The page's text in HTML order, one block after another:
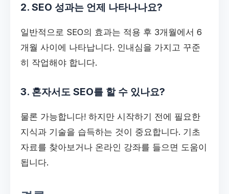
2. SEO 성과는 언제 나타나나요?
일반적으로 SEO의 효과는 적용 후 3개월에서 6
개월 사이에 나타납니다. 인내심을 가지고 꾸준
히 작업해야 합니다.
3. 혼자서도 SEO를 할 수 있나요?
물론 가능합니다! 하지만 시작하기 전에 필요한
지식과 기술을 습득하는 것이 중요합니다. 기초
자료를 찾아보거나 온라인 강좌를 들으면 도움이
됩니다.